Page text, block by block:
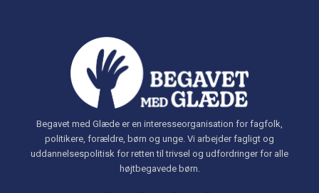
Begavet med Glæde er en interesseorganisation for fagfolk,
politikere, forældre, børn og unge. Vi arbejder fagligt og
uddannelsespolitisk for retten til trivsel og udfordringer for alle
højtbegavede børn.